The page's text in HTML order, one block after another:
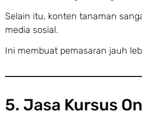
Selain itu, konten tanaman
media sosial.
Ini membuat pemasaran jauh
5. Jasa Kursus